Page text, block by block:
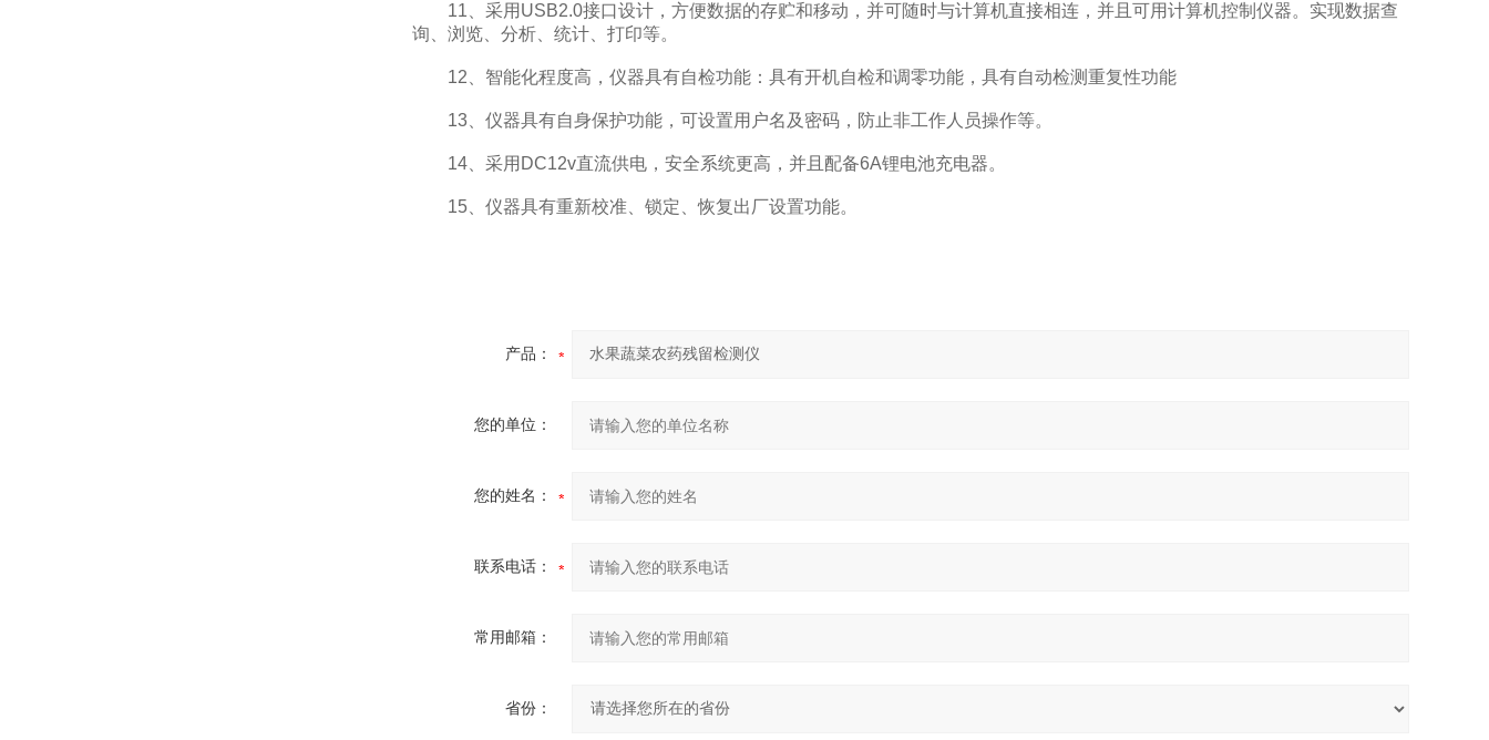
11、采用USB2.0接口设计，方便数据的存贮和移动，并可随时与计算机直接相连，并且可用计算机控制仪器。实现数据查
询、浏览、分析、统计、打印等。
12、智能化程度高，仪器具有自检功能：具有开机自检和调零功能，具有自动检测重复性功能
13、仪器具有自身保护功能，可设置用户名及密码，防止非工作人员操作等。
14、采用DC12v直流供电，安全系统更高，并且配备6A锂电池充电器。
15、仪器具有重新校准、锁定、恢复出厂设置功能。
产品：
您的单位：
您的姓名：
联系电话：
常用邮箱：
省份：